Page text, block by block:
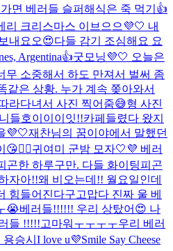
면 베러들 슬퍼해 식은 죽 먹기👍
리 크리스마스 이브으으💜🤍 내
내요오😍다들 감기 조심해요 요
Argentina👍굿모닝💜🤍 오늘은
무 소중해서 하도 만져서 벌써 좀
같은 상황. 누가 계속 쫒아와서
라다녀서 사진 찍어줌😅형 사진
들호이이이잇!!카페들렸다 왔지
💜🤍재찬님의 꿈이야에서 말했던
귀여미 군밤 모자🤍💜 베러
곤한 하루구만. 다들 화이팅피곤
자아!!왜 비오는데!! 월요일인데
힘들어진다구고맙다 진짜 울 베
😭베러들!!!!!! 우리 상탔어😍 나
들 !!!!!고마워ㅜㅜㅜㅜ우리 베러
용승시 I love u💜Smile Say Cheese